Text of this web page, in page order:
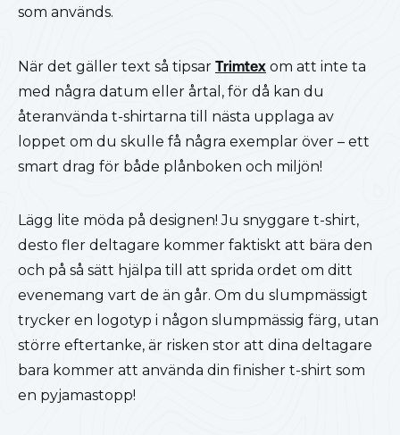
som används.
När det gäller text så tipsar Trimtex om att inte ta
med några datum eller årtal, för då kan du
återanvända t-shirtarna till nästa upplaga av
loppet om du skulle få några exemplar över – ett
smart drag för både plånboken och miljön!
Lägg lite möda på designen! Ju snyggare t-shirt,
desto fler deltagare kommer faktiskt att bära den
och på så sätt hjälpa till att sprida ordet om ditt
evenemang vart de än går. Om du slumpmässigt
trycker en logotyp i någon slumpmässig färg, utan
större eftertanke, är risken stor att dina deltagare
bara kommer att använda din finisher t-shirt som
en pyjamastopp!